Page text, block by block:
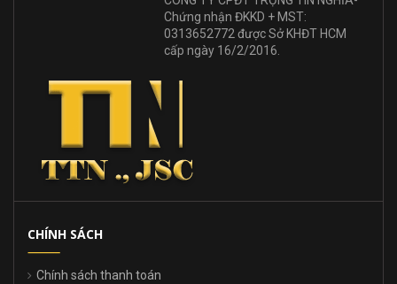
Chứng nhận ĐKKD + MST:
0313652772 được Sở KHĐT HCM
cấp ngày 16/2/2016.
CHÍNH SÁCH
Chính sách thanh toán